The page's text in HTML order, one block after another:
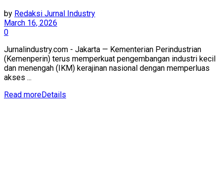
by Redaksi Jurnal Industry
March 16, 2026
0
Jurnalindustry.com - Jakarta — Kementerian Perindustrian
(Kemenperin) terus memperkuat pengembangan industri kecil
dan menengah (IKM) kerajinan nasional dengan memperluas
akses ...
Read moreDetails